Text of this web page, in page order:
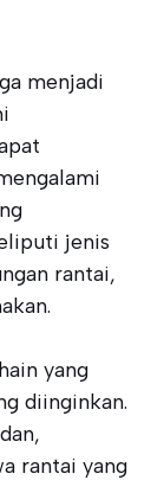
menjadi
jenis
rantai,
yang
diinginkan.
rantai yang